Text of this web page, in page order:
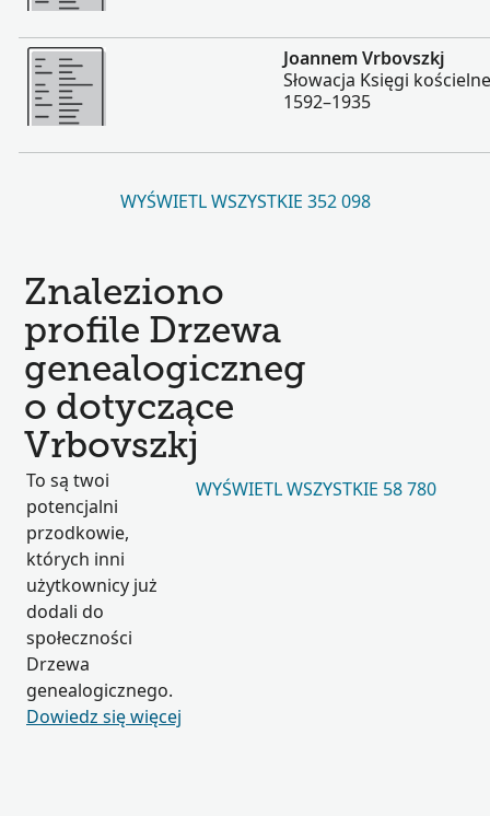
Więcej
Joannem Vrbovszkj
Słowacja Księgi
1592–1935
WYŚWIETL WSZYSTKIE 352 098
Znaleziono
profile Drzewa
genealogiczneg
o dotyczące
Vrbovszkj
To są twoi
potencjalni
przodkowie,
których inni
użytkownicy już
dodali do
społeczności
Drzewa
genealogicznego.
Dowiedz się więcej
WYŚWIETL WSZYSTKIE 58 780